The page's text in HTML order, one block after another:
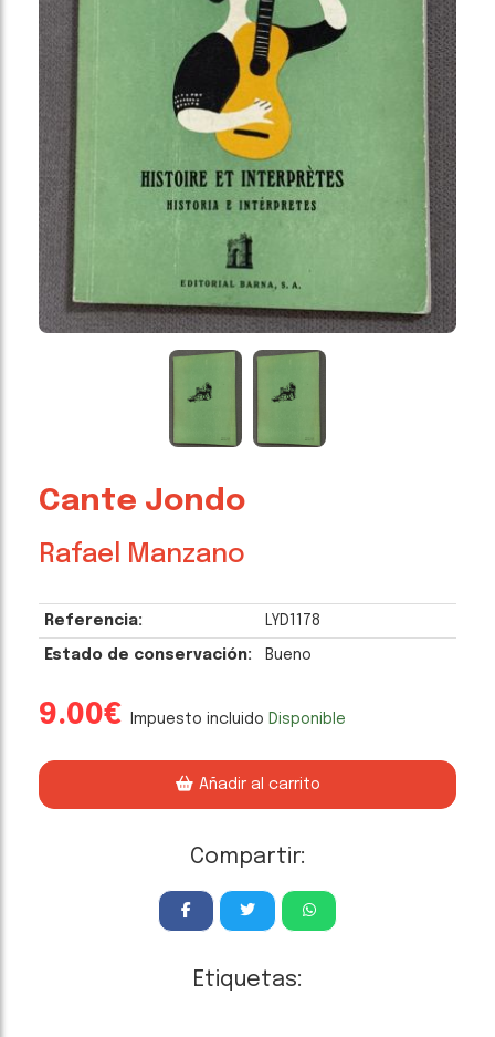
Cante Jondo
Rafael Manzano
Referencia: LYD1178
Estado de conservación: Bueno
9.00€ Impuesto incluido Disponible
Añadir al carrito
Compartir:
Etiquetas: